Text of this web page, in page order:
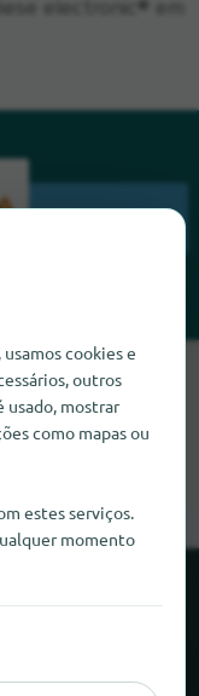
electronic® em
encontrar Riese
encontrar Riese
se nos informasse.
cookies e
outros
usado, mostrar
como mapas ou
estes serviços.
momento